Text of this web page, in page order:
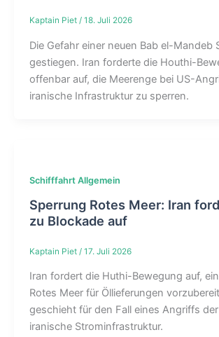
Kaptain Piet / 18. Juli 2026
Die Gefahr einer neuen Bab el-Mandeb
gestiegen. Iran forderte die Houthi-
offenbar auf, die Meerenge bei US-
iranische Infrastruktur zu sperren.
Schifffahrt Allgemein
Sperrung Rotes Meer: Iran
zu Blockade auf
Kaptain Piet / 17. Juli 2026
Iran fordert die Huthi-Bewegung auf,
Rotes Meer für Öllieferungen
geschieht für den Fall eines Angriffs
iranische Strominfrastruktur.